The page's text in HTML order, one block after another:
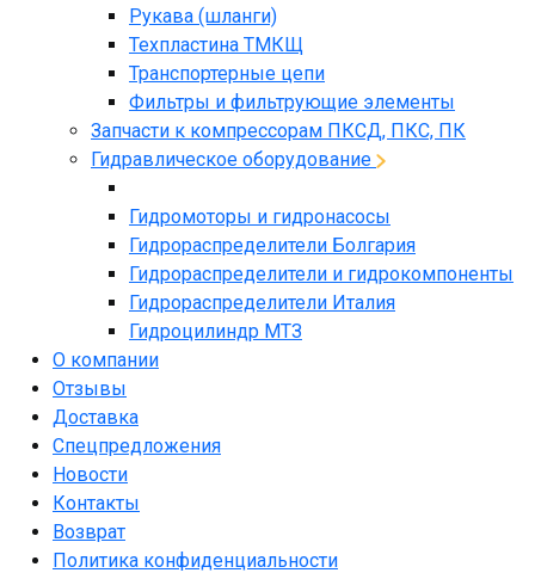
Рукава (шланги)
Техпластина ТМКЩ
Транспортерные цепи
Фильтры и фильтрующие элементы
Запчасти к компрессорам ПКСД, ПКС, ПК
Гидравлическое оборудование
Гидромоторы и гидронасосы
Гидрораспределители Болгария
Гидрораспределители и гидрокомпоненты
Гидрораспределители Италия
Гидроцилиндр МТЗ
О компании
Отзывы
Доставка
Спецпредложения
Новости
Контакты
Возврат
Политика конфиденциальности